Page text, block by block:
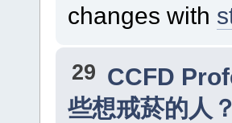
changes with
29 CCFD
些想戒菸的人